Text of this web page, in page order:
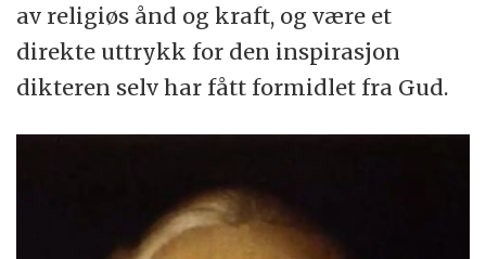
av religiøs ånd og kraft, og være et
direkte uttrykk for den inspirasjon
dikteren selv har fått formidlet fra Gud.